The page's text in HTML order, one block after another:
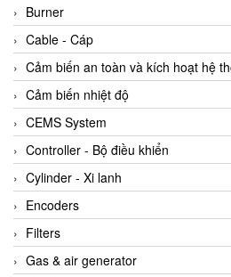
Burner
Cable - Cáp
Cảm biến an toàn và kích hoạt hệ
Cảm biến nhiệt độ
CEMS System
Controller - Bộ điều khiển
Cylinder - Xi lanh
Encoders
Filters
Gas & air generator